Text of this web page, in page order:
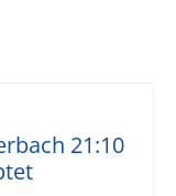
21:10